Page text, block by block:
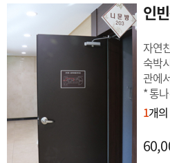
인
자연
숙박
관에
* 통
1개